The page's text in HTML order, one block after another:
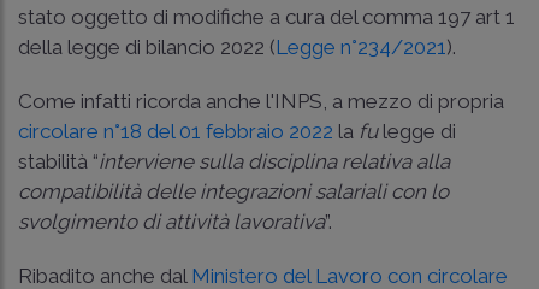
stato oggetto di modifiche a cura del comma 197 art 1
della legge di bilancio 2022 (Legge n°234/2021).
Come infatti ricorda anche l'INPS, a mezzo di propria
circolare n°18 del 01 febbraio 2022 la fulegge di
stabilità “interviene sulla disciplina relativa alla
compatibilità delle integrazioni salariali con lo
svolgimento di attività lavorativa”.
Ribadito anche dal Ministero del Lavoro con circolare